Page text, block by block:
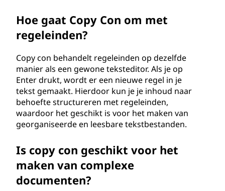
Hoe gaat Copy Con om met
regeleinden?
Copy con behandelt regeleinden op dezelfde
manier als een gewone teksteditor. Als je op
Enter drukt, wordt er een nieuwe regel in je
tekst gemaakt. Hierdoor kun je je inhoud naar
behoefte structureren met regeleinden,
waardoor het geschikt is voor het maken van
georganiseerde en leesbare tekstbestanden.
Is copy con geschikt voor het
maken van complexe
documenten?